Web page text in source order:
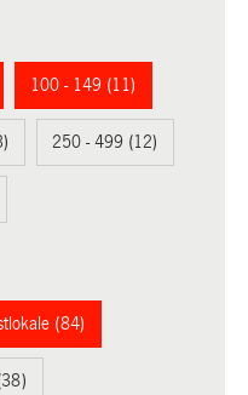
100 - 149 (11)
250 - 499 (12)
(84)